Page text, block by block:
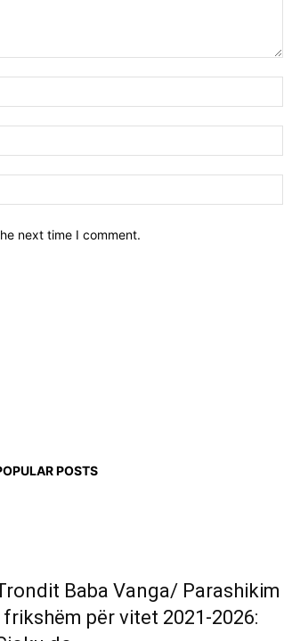
next time I comment.
POSTS
Baba Vanga/ Parashikim
frikshëm për vitet 2021-2026: